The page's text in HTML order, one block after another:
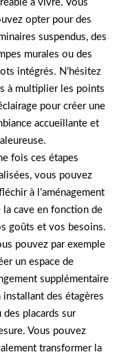
à vivre. Vous
opter pour des
suspendus, des
murales ou des
intégrés. N’hésitez
à multiplier les points
pour créer une
accueillante et
fois ces étapes
vous pouvez
à l’aménagement
la cave en fonction de
goûts et vos besoins.
pouvez par exemple
un espace de
supplémentaire
installant des étagères
des placards sur
Vous pouvez
transformer la